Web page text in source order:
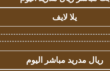
يلا لايف
ريال مدريد مباشر اليوم